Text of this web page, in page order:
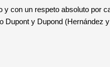
con un respeto absoluto por
y Dupond (Hernández